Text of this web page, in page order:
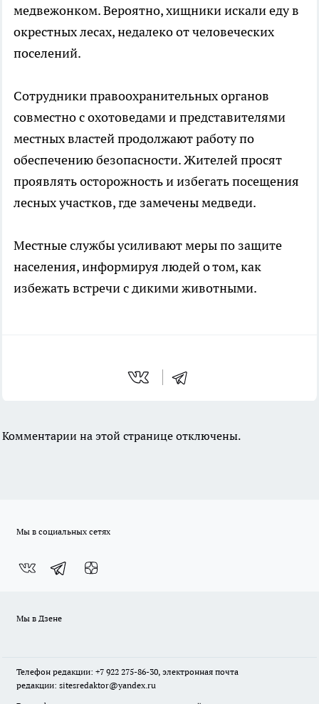
медвежонком. Вероятно, хищники искали еду в
окрестных лесах, недалеко от человеческих
поселений.
Сотрудники правоохранительных органов
совместно с охотоведами и представителями
местных властей продолжают работу по
обеспечению безопасности. Жителей просят
проявлять осторожность и избегать посещения
лесных участков, где замечены медведи.
Местные службы усиливают меры по защите
населения, информируя людей о том, как
избежать встречи с дикими животными.
Комментарии на этой странице отключены.
Мы в социальных сетях
Мы в Дзене
Телефон редакции: +7 922 275-86-30, электронная почта
редакции: sitesredaktor@yandex.ru